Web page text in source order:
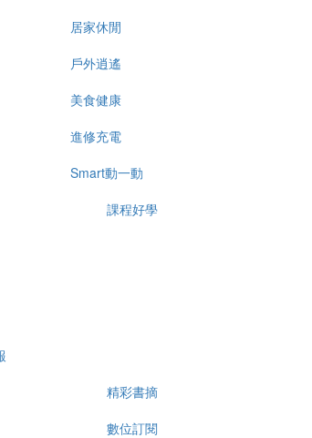
居家休閒
戶外逍遙
美食健康
進修充電
Smart動一動
課程好學
精彩書摘
數位訂閱